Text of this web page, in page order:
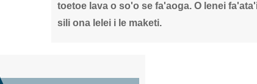
toetoe lava o so'o se fa'aoga. O lenei
sili ona lelei i le maketi.